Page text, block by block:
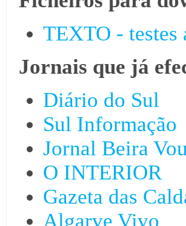
TEXTO -
Jornais que já
Diário do Sul
Sul Informação
Jornal Beira
O INTERIOR
Gazeta das
Algarve Vivo